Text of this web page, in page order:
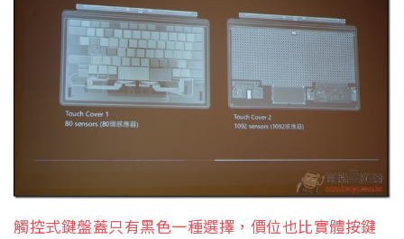
觸控式鍵盤蓋只有黑色一種選擇，價位也比實體按鍵